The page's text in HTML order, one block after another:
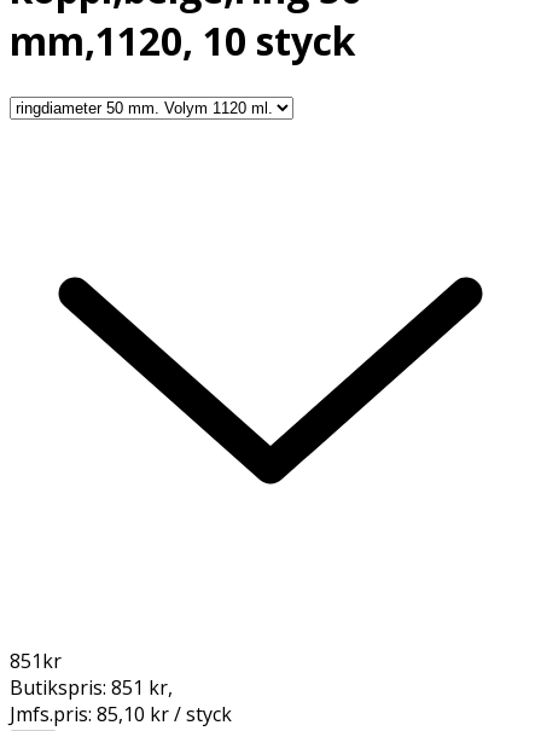
mm,1120, 10 styck
851kr
Butikspris: 851 kr,
Jmfs.pris: 85,10 kr / styck